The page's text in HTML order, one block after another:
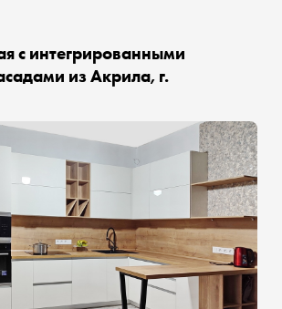
с интегрированными
из Акрила, г.